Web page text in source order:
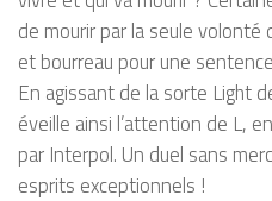
de mourir par la seule volonté
et bourreau pour une
En agissant de la sorte Light
éveille ainsi l’attention de L,
par Interpol. Un duel sans
esprits exceptionnels !